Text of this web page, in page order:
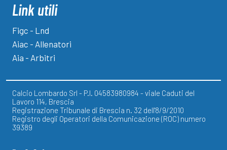
Link utili
Figc - Lnd
Aiac - Allenatori
Aia - Arbitri
Calcio Lombardo Srl - P.I. 04583980984 - viale Caduti del
Lavoro 114, Brescia
Registrazione Tribunale di Brescia n. 32 dell'8/9/2010
Registro degli Operatori della Comunicazione (ROC) numero
39389